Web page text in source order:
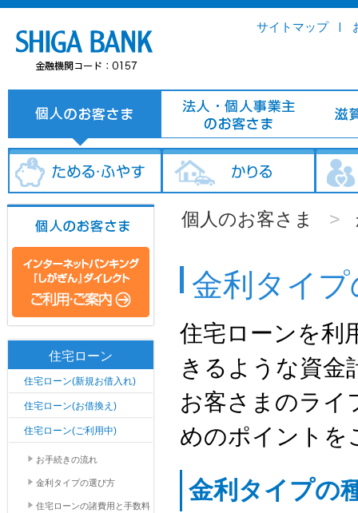
サイトマップ
住宅ローン
住宅ローン(新規お借入れ)
住宅ローン(お借換え)
住宅ローン(ご利用中)
お手続きの流れ
金利タイプの選び方
住宅ローンの諸費用と手数料
個人のお客さま >
金利タイ
住宅ローンを利
きるような資金
お客さまのライ
めのポイントを
金利タイプの